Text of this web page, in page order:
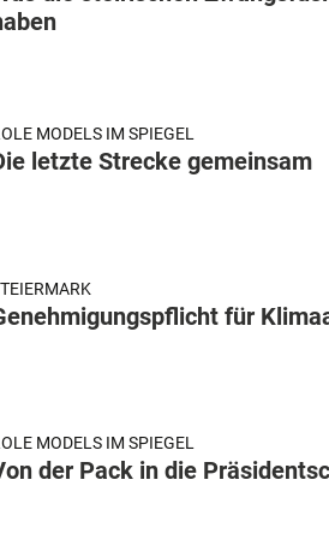
MODELS IM SPIEGEL
letzte Strecke gemeinsam
für
MODELS IM SPIEGEL
der Pack in die